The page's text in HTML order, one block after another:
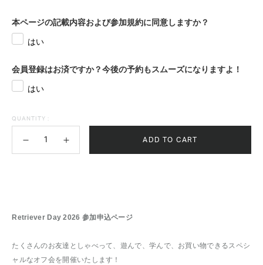
本ページの記載内容および参加規約に同意しますか？
はい
会員登録はお済ですか？今後の予約もスムーズになりますよ！
はい
QUANTITY :
ADD TO CART
Retriever Day 2026 参加申込ページ
たくさんのお友達としゃべって、遊んで、学んで、お買い物できるスペシ
ャルなオフ会を開催いたします！